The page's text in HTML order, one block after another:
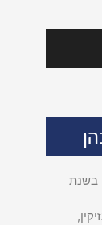
בשנת